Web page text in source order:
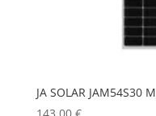
JA SOLAR JAM54S30
143,00 €